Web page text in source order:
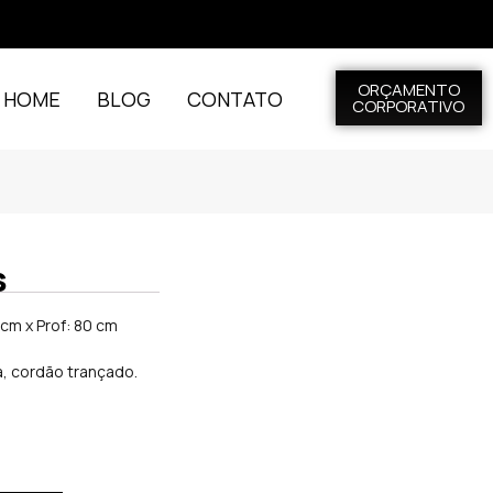
BLOG CONTATO ORÇAMENTO
CORPORATIVO
x Prof: 80 cm
cordão trançado.